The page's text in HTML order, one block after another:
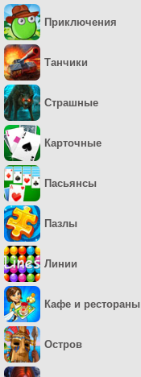
Приключения
Танчики
Страшные
Карточные
Пасьянсы
Пазлы
Линии
Кафе и рестораны
Остров